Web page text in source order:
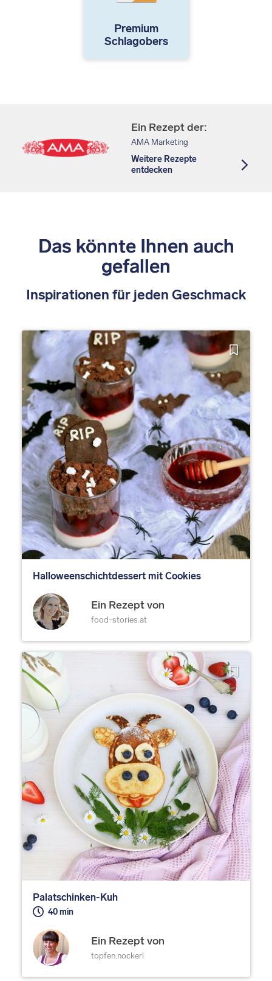
Premium
Schlagobers
Ein Rezept der:
AMA Marketing
Weitere Rezepte
entdecken
Das könnte Ihnen auch
gefallen
Inspirationen für jeden Geschmack
Halloweenschichtdessert mit Cookies
Ein Rezept von
food-stories.at
Palatschinken-Kuh
40 min
Ein Rezept von
topfen.nockerl